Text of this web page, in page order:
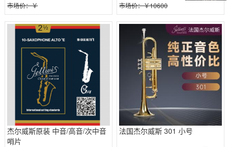
市场价：￥ 市场价：￥10600
杰尔威斯原装 中音/高音/次中音
哨片
法国杰尔威斯 301 小号